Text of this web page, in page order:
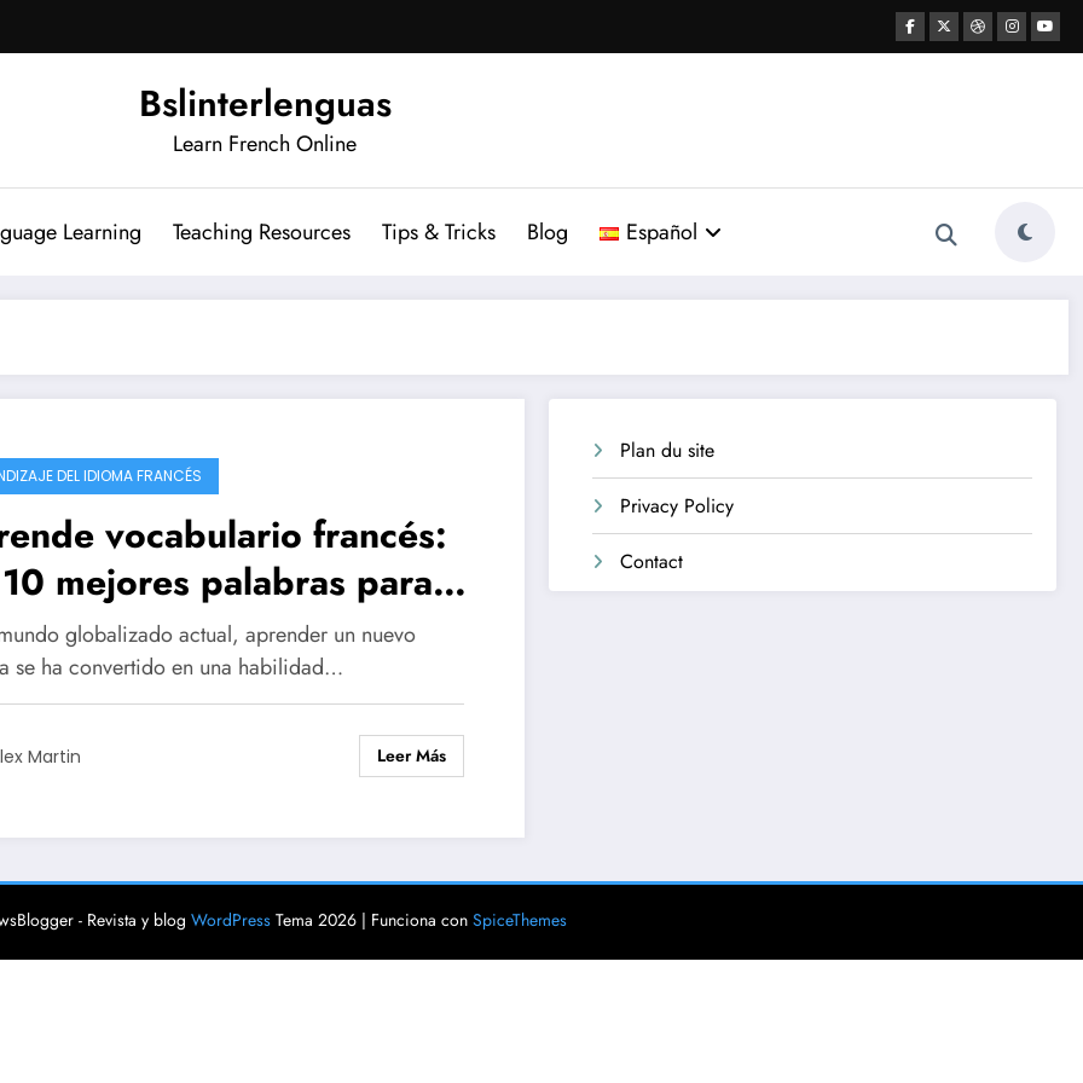
Bslinterlenguas
Learn French Online
Learning Teaching Resources Tips & Tricks Blog Español
DEL IDIOMA FRANCÉS
vocabulario francés:
mejores palabras para
globalizado actual, aprender un nuevo
se ha convertido en una habilidad…
Martin Leer Más
Plan du site
Privacy Policy
Contact
- Revista y blog WordPressTema 2026 | Funciona con SpiceThemes